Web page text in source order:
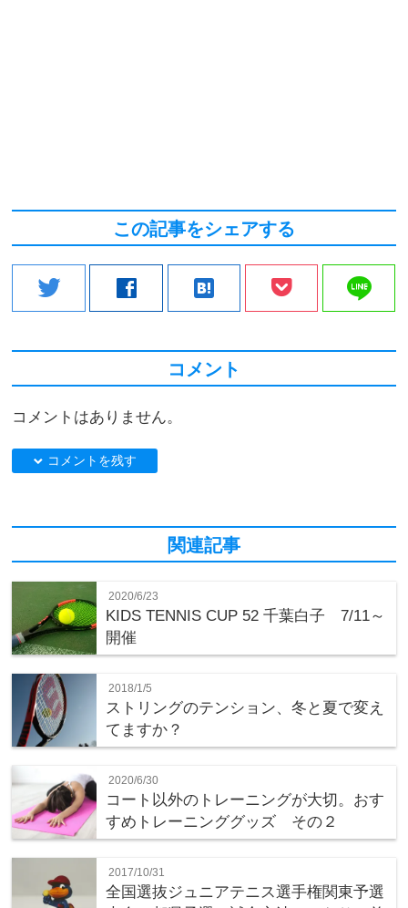
この記事をシェアする
twitter facebook hatenabookmark line
コメント
コメントはありません。
down コメントを残す
関連記事
2020/6/23
KIDS TENNIS CUP 52 千葉白子 7/11～
開催
2018/1/5
ストリングのテンション、冬と夏で変え
てますか？
2020/6/30
コート以外のトレーニングが大切。おす
すめトレーニンググッズ その２
2017/10/31
全国選抜ジュニアテニス選手権関東予選